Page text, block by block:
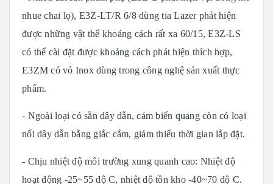
nhue chai lọ), E3Z-LT/R 6/8 dùng tia Lazer phát hiện
được những vật thể khoảng cách rất xa 60/15, E3Z-LS
có thể cài đặt được khoảng cách phát hiện thích hợp,
E3ZM có vỏ Inox dùng trong công nghệ sản xuất thực
phẩm.
- Ngoài loại có sẵn dây dẫn, cảm biến quang còn có loại
nối dây dẫn bằng giắc cắm, giảm thiểu thời gian lắp đặt.
- Chịu nhiệt độ môi trường xung quanh cao: Nhiệt độ
hoạt động -25~55 độ C, nhiệt độ tồn kho -40~70 độ C.